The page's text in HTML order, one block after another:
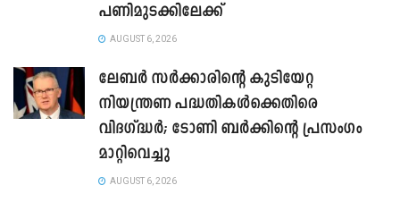
പണിമുടക്കിലേക്ക്
AUGUST 6, 2026
ലേബർ സർക്കാരിന്റെ കുടിയേറ്റ
നിയന്ത്രണ പദ്ധതികൾക്കെതിരെ
വിദഗ്ദ്ധർ; ടോണി ബർക്കിന്റെ പ്രസംഗം
മാറ്റിവെച്ചു
AUGUST 6, 2026